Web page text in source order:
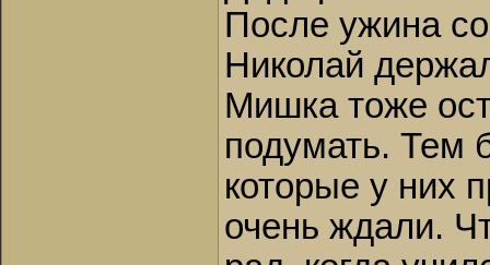
После ужина
Николай
Мишка тоже
подумать. Тем
которые у них
очень ждали.